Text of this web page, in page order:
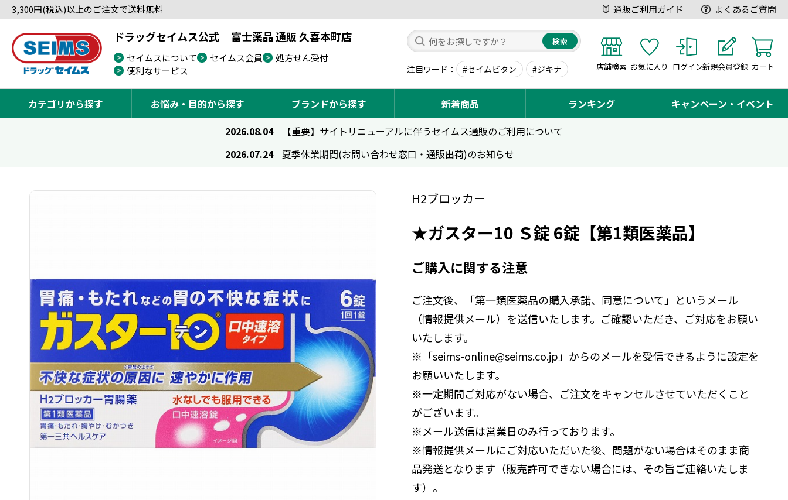
3,300円(税込)以上のご注文で送料無料 通販ご利用ガイド よくあるご質問
ドラッグセイムス公式 富士薬品 通販 久喜本町店
セイムスについて セイムス会員
処方せん受付
便利なサービス
検索
注目ワード #セイムビタン #ジキナ 店舗検索 お気に入り ログイン新規会員登録 カート
カテゴリから探す お悩み・目的から探す ブランドから探す 新着商品 ランキング
キャンペーン・イベント
2026.08.04
【重要】サイトリニューアルに伴うセイムス通販のご利用について
2026.07.24
夏季休業期間(お問い合わせ窓口・通販出荷)のお知らせ
H2ブロッカー
★ガスター10 Ｓ錠 6錠【第1類医薬品】
ご購入に関する注意
ご注文後、「第一類医薬品の購入承諾、同意について」というメール
（情報提供メール）を送信いたします。ご確認いただき、ご対応をお願い
いたします。
※「seims-online@seims.co.jp」からのメールを受信できるように設定を
お願いいたします。
※一定期間ご対応がない場合、ご注文をキャンセルさせていただくこと
がございます。
※メール送信は営業日のみ行っております。
※情報提供メールにご対応いただいた後、問題がない場合はそのまま商
品発送となります（販売許可できない場合には、その旨ご連絡いたしま
す）。